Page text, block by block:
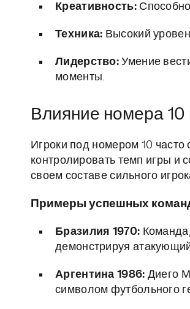
Креативность:
Техника: Высокий
Лидерство: Умение
моменты.
Влияние номера 10
Игроки под номером 10
контролировать темп игры
своем составе сильного
Примеры успешных
Бразилия 1970:
демонстрируя
Аргентина 1986: Диего
символом футбольного